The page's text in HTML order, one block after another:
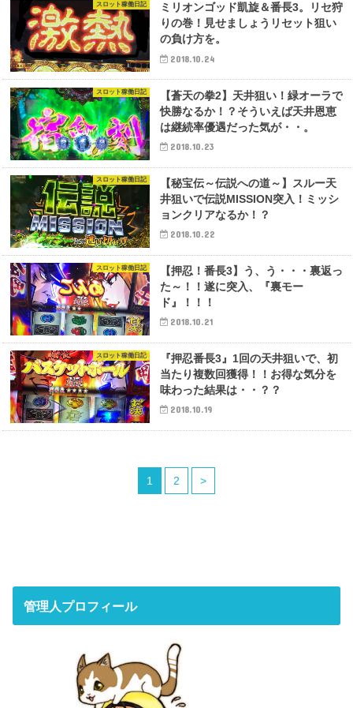
スロット稼働日記
ミリオンゴッド凱旋＆番長3。リセ狩
りの巻！見せましょうリセット狙い
の負け方を。
2018.10.24
スロット稼働日記
【蒼天の拳2】天井狙い！緑オーラで
快勝なるか！？そういえば天井恩恵
は継続率優遇だった気が・・。
2018.10.23
スロット稼働日記
【秘宝伝～伝説への道～】スルー天
井狙いで伝説MISSION突入！ミッシ
ョンクリアなるか！？
2018.10.22
スロット稼働日記
【押忍！番長3】う、う・・・裏返っ
た～！！遂に突入、『裏モー
ド』！！！
2018.10.21
スロット稼働日記
『押忍番長3』1回の天井狙いで、初
当たり複数回獲得！！お得な気分を
味わった結果は・・？？
2018.10.19
1 2 >
管理人プロフィール